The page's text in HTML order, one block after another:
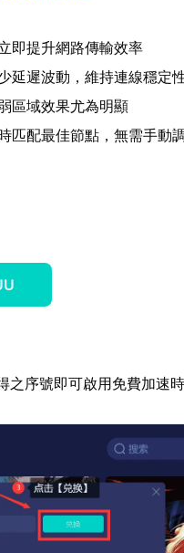
即提升網路傳輸效率
延遲波動，維持連線穩定
區域效果尤為明顯
匹配最佳節點，無需手動
之序號即可啟用免費加速